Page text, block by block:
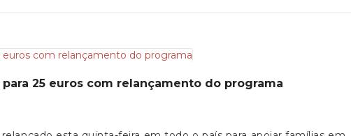
25 euros com relançamento do programa